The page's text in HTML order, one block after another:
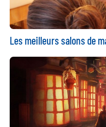
Les meilleurs salons de